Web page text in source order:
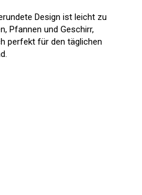
Design ist leicht zu
Pfannen und Geschirr,
perfekt für den täglichen